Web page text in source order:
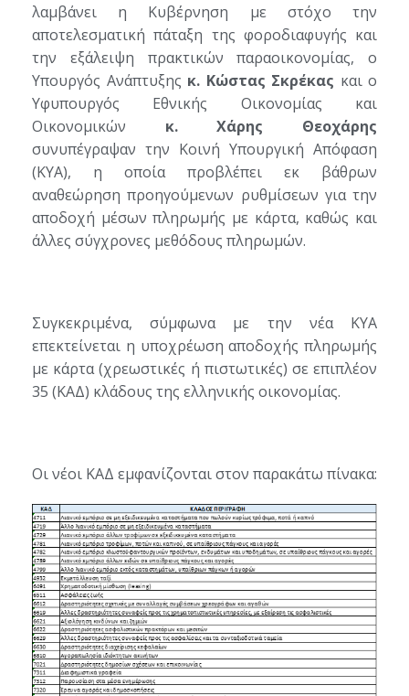
λαμβάνει η Κυβέρνηση με στόχο την
αποτελεσματική πάταξη της φοροδιαφυγής και
την εξάλειψη πρακτικών παραοικονομίας, ο
Υπουργός Ανάπτυξης κ. Κώστας Σκρέκας και ο
Υφυπουργός Εθνικής Οικονομίας και
Οικονομικών κ. Χάρης Θεοχάρης
συνυπέγραψαν την Κοινή Υπουργική Απόφαση
(ΚΥΑ), η οποία προβλέπει εκ βάθρων
αναθεώρηση προηγούμενων ρυθμίσεων για την
αποδοχή μέσων πληρωμής με κάρτα, καθώς και
άλλες σύγχρονες μεθόδους πληρωμών.
Συγκεκριμένα, σύμφωνα με την νέα ΚΥΑ
επεκτείνεται η υποχρέωση αποδοχής πληρωμής
με κάρτα (χρεωστικές ή πιστωτικές) σε επιπλέον
35 (ΚΑΔ) κλάδους της ελληνικής οικονομίας.
Οι νέοι ΚΑΔ εμφανίζονται στον παρακάτω πίνακα: